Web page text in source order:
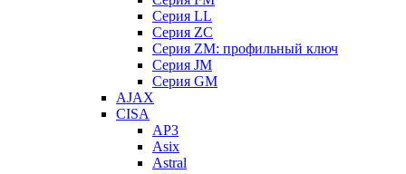
Серия LL
Серия ZC
Серия ZM: профильный ключ
Серия JM
Серия GM
AJAX
CISA
AP3
Asix
Astral